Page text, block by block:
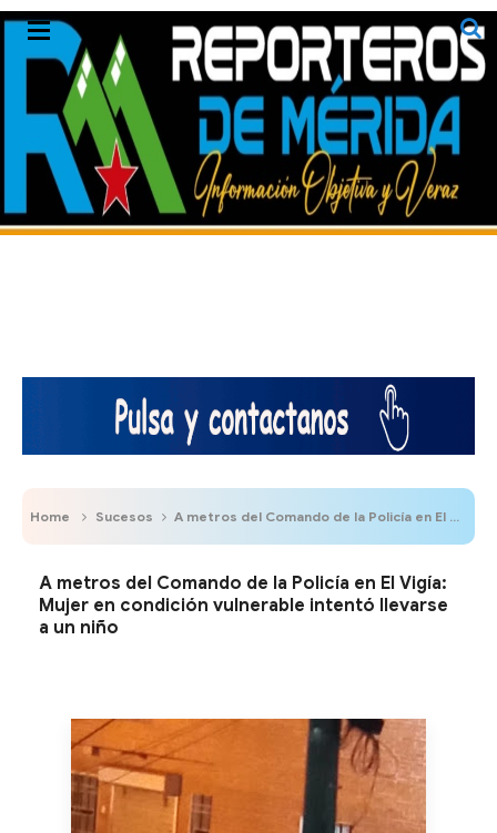
Home Sucesos A metros del Comando de la Policía en El Vigía: Mujer en condición vulnerable intentó llevarse a un niño
A metros del Comando de la Policía en El Vigía:
Mujer en condición vulnerable intentó llevarse
a un niño